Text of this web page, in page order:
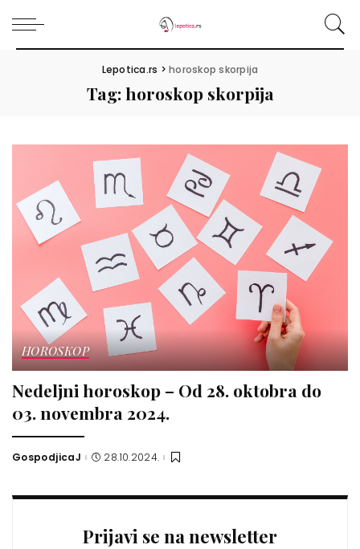
Lepotica.rs >horoskop skorpija
Tag:horoskop skorpija
HOROSKOP
Nedeljni horoskop – Od 28. oktobra do
03. novembra 2024.
Posted
GospodjicaJ 28.10.2024.
Prijavi se na newsletter